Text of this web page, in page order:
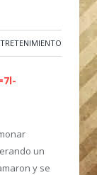
un
y se